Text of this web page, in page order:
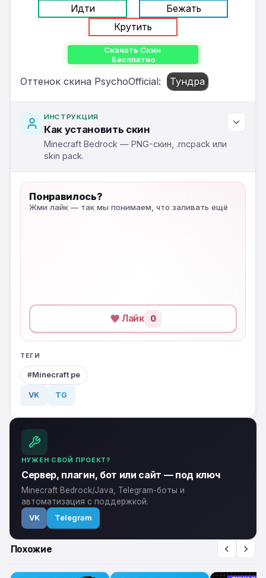
Идти
Бежать
Крутить
Скачать Скин
Бесплатно
Оттенок скина PsychoOfficial: Тундра
ИНСТРУКЦИЯ
Как установить скин
Minecraft Bedrock — PNG-скин, .mcpack или
skin pack.
Понравилось?
Жми лайк — так мы понимаем, что заливать ещё
Лайк 0
ТЕГИ
Minecraft pe
VK TG
НУЖЕН СВОЙ ПРОЕКТ?
Сервер, плагин, бот или сайт — под ключ
Minecraft Bedrock/Java, Telegram-боты и
автоматизация с поддержкой.
VK Telegram
Похожие